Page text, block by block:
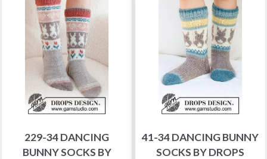
229-34 DANCING
BUNNY SOCKS BY
41-34 DANCING BUNNY
SOCKS BY DROPS